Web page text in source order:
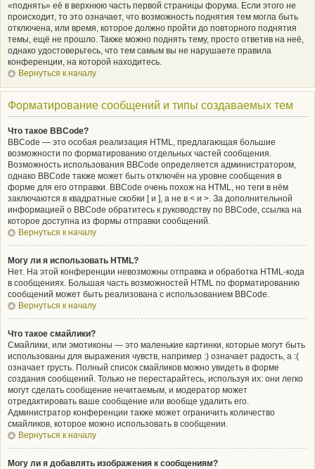
«поднять» её в верхнюю часть первой страницы форума. Если этого не
происходит, то это означает, что возможность поднятия тем могла быть
отключена, или время, которое должно пройти до повторного поднятия
темы, ещё не прошло. Также можно поднять тему, просто ответив на неё,
однако удостоверьтесь, что тем самым вы не нарушаете правила
конференции, на которой находитесь.
Вернуться к началу
Форматирование сообщений и типы создаваемых тем
Что такое BBCode?
BBCode — это особая реализация HTML, предлагающая большие
возможности по форматированию отдельных частей сообщения.
Возможность использования BBCode определяется администратором,
однако BBCode также может быть отключён на уровне сообщения в
форме для его отправки. BBCode очень похож на HTML, но теги в нём
заключаются в квадратные скобки [ и ], а не в < и >. За дополнительной
информацией о BBCode обратитесь к руководству по BBCode, ссылка на
которое доступна из формы отправки сообщений.
Вернуться к началу
Могу ли я использовать HTML?
Нет. На этой конференции невозможны отправка и обработка HTML-кода
в сообщениях. Большая часть возможностей HTML по форматированию
сообщений может быть реализована с использованием BBCode.
Вернуться к началу
Что такое смайлики?
Смайлики, или эмотиконы — это маленькие картинки, которые могут быть
использованы для выражения чувств, например :) означает радость, а :(
означает грусть. Полный список смайликов можно увидеть в форме
создания сообщений. Только не перестарайтесь, используя их: они легко
могут сделать сообщение нечитаемым, и модератор может
отредактировать ваше сообщение или вообще удалить его.
Администратор конференции также может ограничить количество
смайликов, которое можно использовать в сообщении.
Вернуться к началу
Могу ли я добавлять изображения к сообщениям?